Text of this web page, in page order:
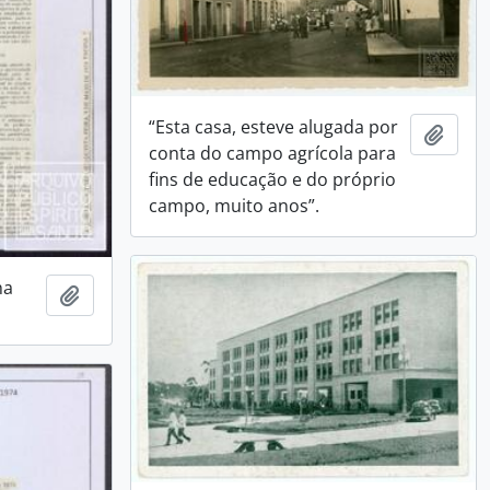
Adicionar a área de transferência
“Esta casa, esteve alugada por
conta do campo agrícola para
fins de educação e do próprio
campo, muito anos”.